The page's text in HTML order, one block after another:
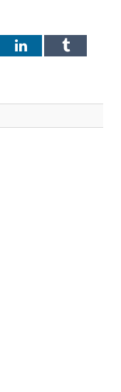
LinkedInTumblr